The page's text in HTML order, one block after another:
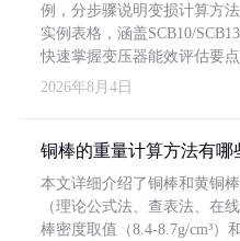
例，分步骤说明变损计算方
实例表格，涵盖SCB10/
快速掌握变压器能效评估要点
2026年8月4日
铜棒的重量计算方法有哪
本文详细介绍了铜棒和黄铜
（理论公式法、查表法、在
棒密度取值（8.4-8.7g/cm³）